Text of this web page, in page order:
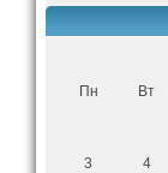
Пн Вт
3 4